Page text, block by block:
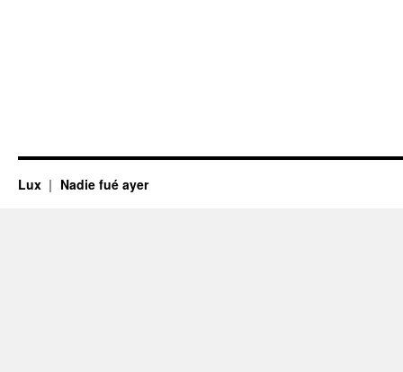
Lux Nadie fué ayer